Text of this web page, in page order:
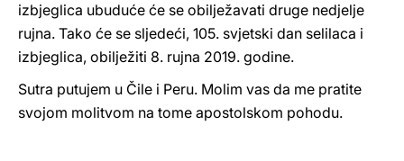
izbjeglica ubuduće će se obilježavati druge nedjelje
rujna. Tako će se sljedeći, 105. svjetski dan selilaca i
izbjeglica, obilježiti 8. rujna 2019. godine.
Sutra putujem u Čile i Peru. Molim vas da me pratite
svojom molitvom na tome apostolskom pohodu.